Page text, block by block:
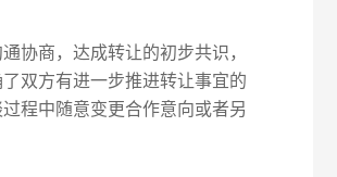
协商，达成转让的初步共识，
双方有进一步推进转让事宜的
程中随意变更合作意向或者另